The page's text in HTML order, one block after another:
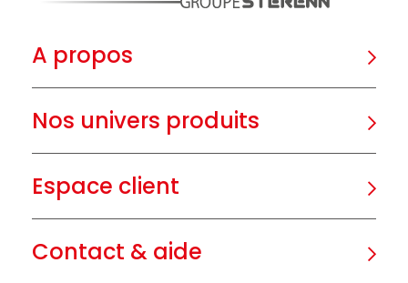
A propos
Nos univers produits
Espace client
Contact & aide